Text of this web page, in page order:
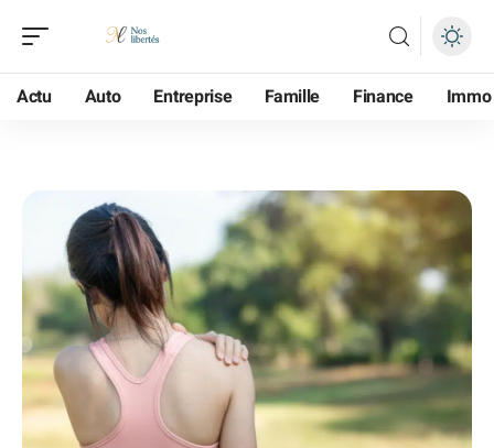
Actu Auto Entreprise Famille Finance Immo